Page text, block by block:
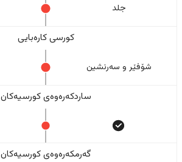
جلد
کورسی کارەبایی
شۆفێر و سەرنشین
ساردکەرەوەی کورسیەکان
گەرمکەرەوەی کورسیەکان